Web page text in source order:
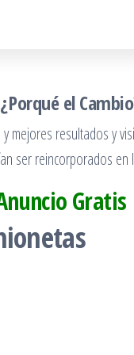
el
resultados y
ser reincorporados en
Gratis